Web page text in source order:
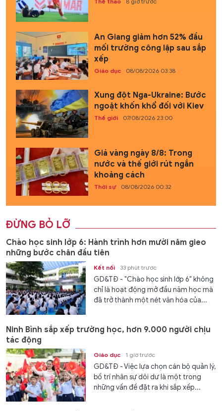
An Giang giảm hơn 52% đầu
mối trường công lập sau sắp
xếp
Giáo dục 08/08/2026 03:38
Xung đột Nga-Ukraine: Bước
ngoặt khốn khổ đối với Kiev
Thế giới 07/08/2026 23:00
Giá vàng ngày 8/8: Trong
nước và thế giới rút ngắn
khoảng cách
Thời sự 08/08/2026 00:32
ĐỪNG BỎ LỠ
Chào học sinh lớp 6: Hành trình hơn mười năm gieo
những bước chân đầu tiên
Kết nối 33 phút trước
GD&TĐ - "Chào học sinh lớp 6" không
chỉ là hoạt động mở đầu năm học mà
đã trở thành một nét văn hóa của...
Ninh Bình sắp xếp trường học, hơn 9.000 người chịu
tác động
Giáo dục 1 giờ trước
GD&TĐ - Việc lựa chọn cán bộ quản lý,
bố trí nhân sự dôi dư là một trong
những vấn đề đặt ra khi sắp xếp...